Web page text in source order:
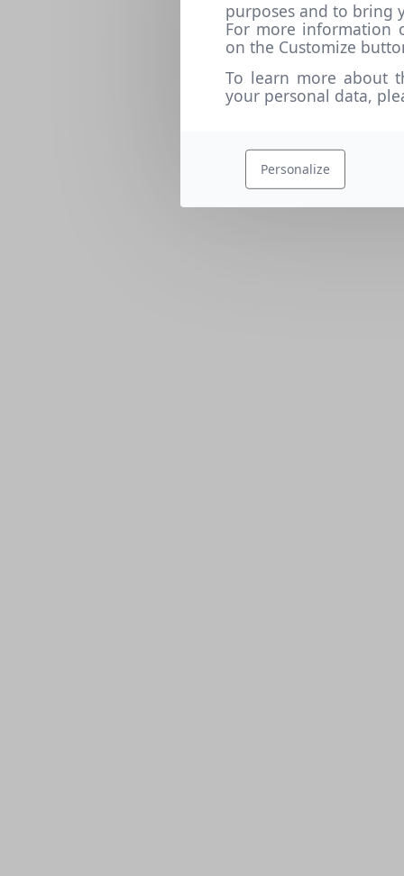
purposes and to bring
For more information
on the Customize
To learn more about
your personal data,
Personalize